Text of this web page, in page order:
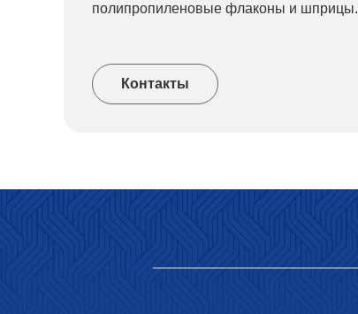
полипропиленовые флаконы и шприцы.
Контакты